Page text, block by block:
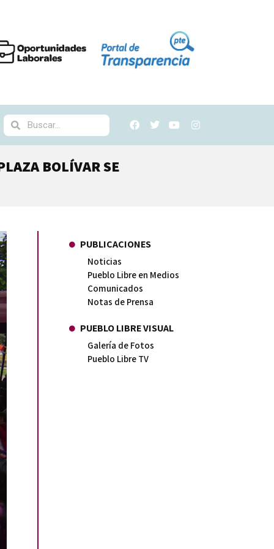
BOLÍVAR SE
PUBLICACIONES
Noticias
Pueblo Libre en Medios
Comunicados
Notas de Prensa
PUEBLO LIBRE VISUAL
Galería de Fotos
Pueblo Libre TV